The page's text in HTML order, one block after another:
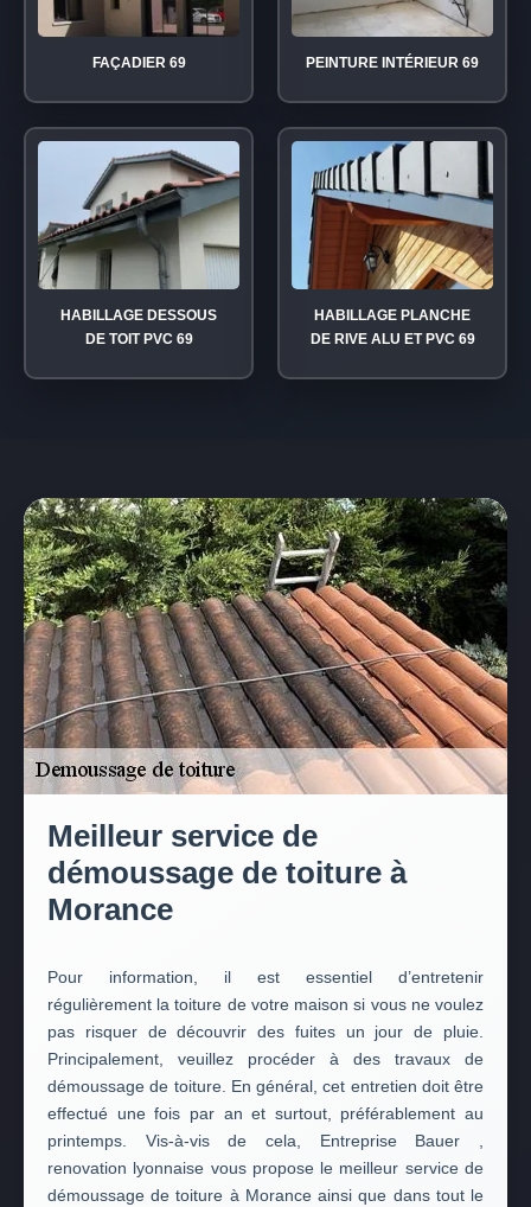
FAÇADIER 69 PEINTURE INTÉRIEUR 69
HABILLAGE DESSOUS
DE TOIT PVC 69
HABILLAGE PLANCHE
DE RIVE ALU ET PVC 69
Meilleur service de
démoussage de toiture à
Morance
Pour information, il est essentiel d’entretenir
régulièrement la toiture de votre maison si vous ne voulez
pas risquer de découvrir des fuites un jour de pluie.
Principalement, veuillez procéder à des travaux de
démoussage de toiture. En général, cet entretien doit être
effectué une fois par an et surtout, préférablement au
printemps. Vis-à-vis de cela, Entreprise Bauer ,
renovation lyonnaise vous propose le meilleur service de
démoussage de toiture à Morance ainsi que dans tout le